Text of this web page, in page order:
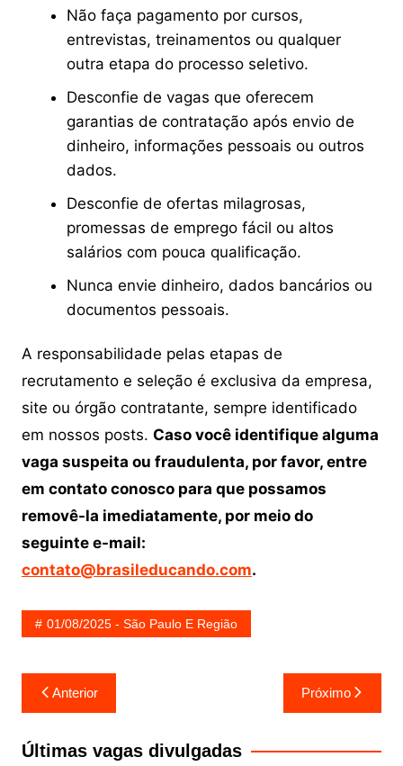
Não faça pagamento por cursos,
entrevistas, treinamentos ou qualquer
outra etapa do processo seletivo.
Desconfie de vagas que oferecem
garantias de contratação após envio de
dinheiro, informações pessoais ou outros
dados.
Desconfie de ofertas milagrosas,
promessas de emprego fácil ou altos
salários com pouca qualificação.
Nunca envie dinheiro, dados bancários ou
documentos pessoais.
A responsabilidade pelas etapas de
recrutamento e seleção é exclusiva da empresa,
site ou órgão contratante, sempre identificado
em nossos posts. Caso você identifique alguma
vaga suspeita ou fraudulenta, por favor, entre
em contato conosco para que possamos
removê-la imediatamente, por meio do
seguinte e-mail:
contato@brasileducando.com.
01/08/2025 - São Paulo E Região
Navegação
de
Post
Anterior Próximo
Últimas vagas divulgadas